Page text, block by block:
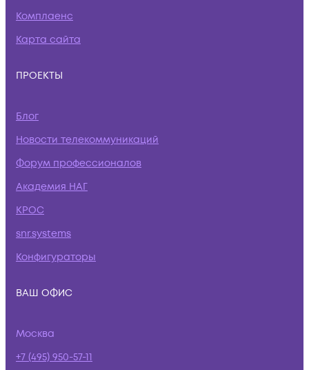
Комплаенс
Карта сайта
ПРОЕКТЫ
Блог
Новости телекоммуникаций
Форум профессионалов
Академия НАГ
КРОС
snr.systems
Конфигураторы
ВАШ ОФИС
Москва
+7 (495) 950-57-11